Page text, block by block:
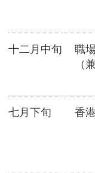
十二月中旬
職
（
七月下旬 香